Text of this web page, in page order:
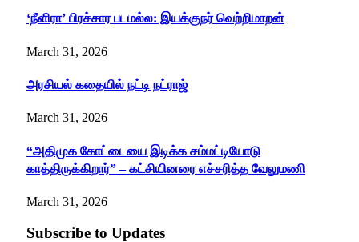
‘நீளிரா’ பிரச்சார படமல்ல: இயக்குநர் வெற்றிமாறன்
March 31, 2026
அரசியல் கதையில் நட்டி நட்ராஜ்
March 31, 2026
“அதிமுக கோட்டையை இடிக்க சம்மட்டியோடு
காத்திருக்கிறார்” – கட்சியினரை எச்சரித்த வேலுமணி
March 31, 2026
Subscribe to Updates